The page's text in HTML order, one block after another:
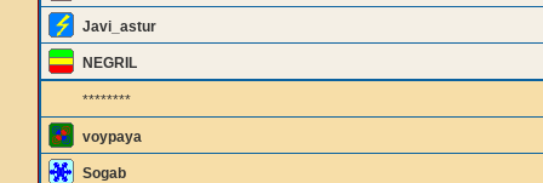
Javi_astur
NEGRIL
********
voypaya
Sogab